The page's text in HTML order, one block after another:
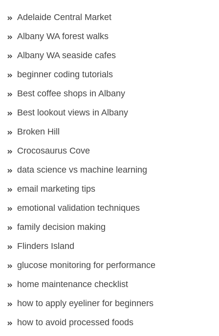
Adelaide Central Market
Albany WA forest walks
Albany WA seaside cafes
beginner coding tutorials
Best coffee shops in Albany
Best lookout views in Albany
Broken Hill
Crocosaurus Cove
data science vs machine learning
email marketing tips
emotional validation techniques
family decision making
Flinders Island
glucose monitoring for performance
home maintenance checklist
how to apply eyeliner for beginners
how to avoid processed foods